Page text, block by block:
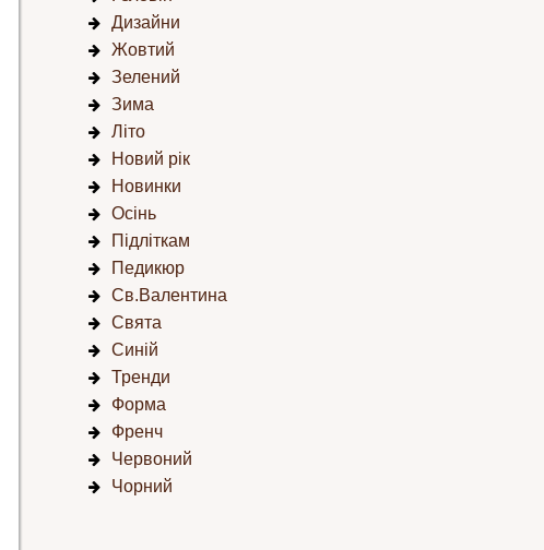
Дизайни
Жовтий
Зелений
Зима
Літо
Новий рік
Новинки
Осінь
Підліткам
Педикюр
Св.Валентина
Свята
Синій
Тренди
Форма
Френч
Червоний
Чорний